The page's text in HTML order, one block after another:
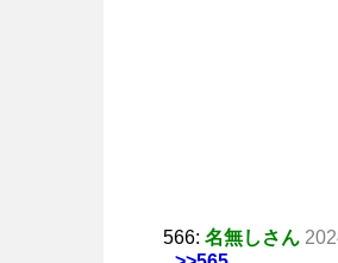
566: 名無しさん